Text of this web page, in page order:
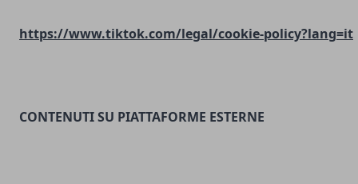
https://www.tiktok.com/legal/cookie-policy?lang=it
CONTENUTI SU PIATTAFORME ESTERNE